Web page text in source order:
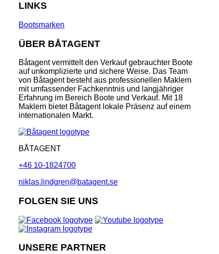
LINKS
Bootsmarken
ÜBER BÅTAGENT
Båtagent vermittelt den Verkauf gebrauchter Boote
auf unkomplizierte und sichere Weise. Das Team
von Båtagent besteht aus professionellen Maklern
mit umfassender Fachkenntnis und langjähriger
Erfahrung im Bereich Boote und Verkauf. Mit 18
Maklern bietet Båtagent lokale Präsenz auf einem
internationalen Markt.
BÅTAGENT
+46 10-1824700
niklas.lindgren@batagent.se
FOLGEN SIE UNS
UNSERE PARTNER